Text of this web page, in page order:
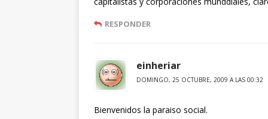
RESPONDER
einheriar
DOMINGO, 25 OCTUBRE, 2009 A LAS 00:32
Bienvenidos la paraiso social.